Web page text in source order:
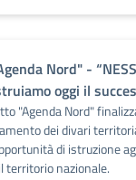
Nord" -
oggi il
"Agenda Nord"
dei divari
di istruzione
territorio nazionale.